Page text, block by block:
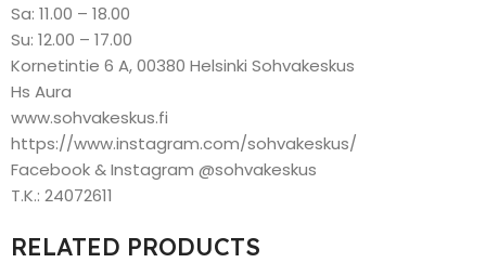
Sa: 11.00 – 18.00
Su: 12.00 – 17.00
Kornetintie 6 A, 00380 Helsinki Sohvakeskus
Hs Aura
www.sohvakeskus.fi
https://www.instagram.com/sohvakeskus/
Facebook & Instagram @sohvakeskus
T.K.: 24072611
RELATED PRODUCTS